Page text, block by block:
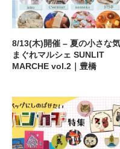
8/13(木)開催 – 夏の小さな気
まぐれマルシェ SUNLIT
MARCHE vol.2｜豊橋